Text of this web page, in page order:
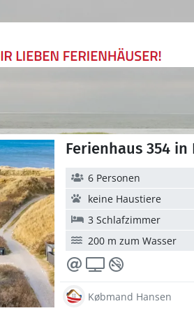
Ferienhaus 354
6 Personen
keine Haustiere
3 Schlafzimmer
200 m zum Wasser
Købmand Hansen